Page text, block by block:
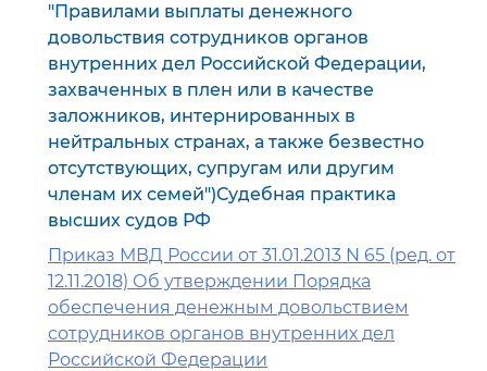
"Правилами выплаты денежного
довольствия сотрудников органов
внутренних дел Российской Федерации,
захваченных в плен или в качестве
заложников, интернированных в
нейтральных странах, а также безвестно
отсутствующих, супругам или другим
членам их семей")Судебная практика
высших судов РФ
Приказ МВД России от 31.01.2013 N 65 (ред. от
12.11.2018) Об утверждении Порядка
обеспечения денежным довольствием
сотрудников органов внутренних дел
Российской Федерации